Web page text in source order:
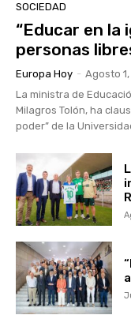
SOCIEDAD
“Educar en
personas
Europa Hoy - Agosto
La ministra de
Milagros Tolón, ha
poder” de la